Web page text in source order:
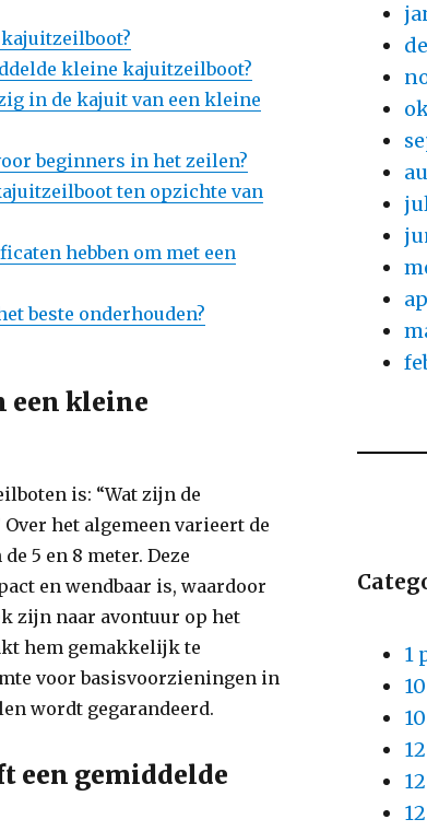
kleine kajuitzeilboot?
in de kajuit van een kleine
beginners in het zeilen?
ten opzichte van
hebben om met een
beste onderhouden?
een kleine
is: “Wat zijn de
het algemeen varieert de
5 en 8 meter. Deze
en wendbaar is, waardoor
zijn naar avontuur op het
hem gemakkelijk te
voor basisvoorzieningen in
wordt gegarandeerd.
een gemiddelde
1